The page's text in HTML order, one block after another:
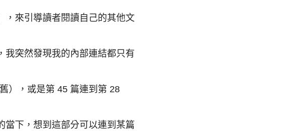
，來引導讀者閱讀自己的其他文
我突然發現我的內部連結都只有
），或是第 45 篇連到第 28
當下，想到這部分可以連到某篇